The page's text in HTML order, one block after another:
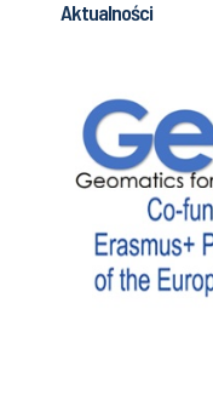
Aktualności